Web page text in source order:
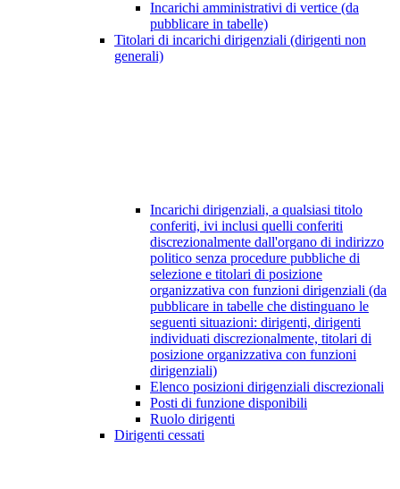
Incarichi amministrativi di vertice (da
pubblicare in tabelle)
Titolari di incarichi dirigenziali (dirigenti non
generali)
Incarichi dirigenziali, a qualsiasi titolo
conferiti, ivi inclusi quelli conferiti
discrezionalmente dall'organo di indirizzo
politico senza procedure pubbliche di
selezione e titolari di posizione
organizzativa con funzioni dirigenziali (da
pubblicare in tabelle che distinguano le
seguenti situazioni: dirigenti, dirigenti
individuati discrezionalmente, titolari di
posizione organizzativa con funzioni
dirigenziali)
Elenco posizioni dirigenziali discrezionali
Posti di funzione disponibili
Ruolo dirigenti
Dirigenti cessati